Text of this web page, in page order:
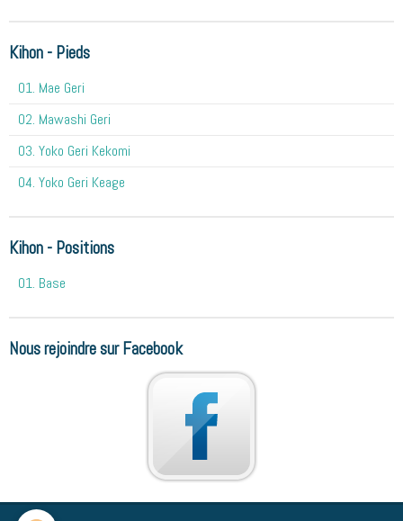
Kihon - Pieds
01. Mae Geri
02. Mawashi Geri
03. Yoko Geri Kekomi
04. Yoko Geri Keage
Kihon - Positions
01. Base
Nous rejoindre sur Facebook